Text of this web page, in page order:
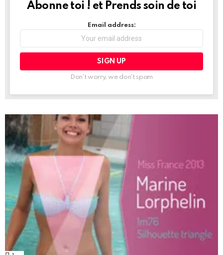
NEWSLETTER
Abonne toi ! et Prends soin de toi
Email address:
Don't worry, we don't spam